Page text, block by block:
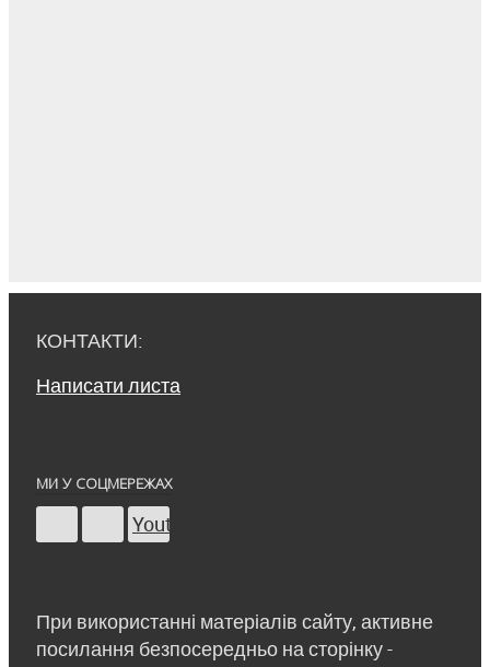
КОНТАКТИ:
Написати листа
МИ У СОЦМЕРЕЖАХ
Youtube
При використанні матеріалів сайту, активне
посилання безпосередньо на сторінку -